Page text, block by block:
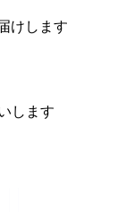
けします
します